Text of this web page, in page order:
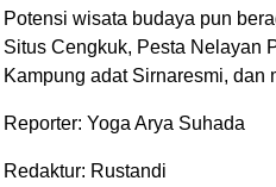
Potensi wisata budaya pun
Situs Cengkuk, Pesta Nelayan
Kampung adat Sirnaresmi,
Reporter: Yoga Arya Suhada
Redaktur: Rustandi